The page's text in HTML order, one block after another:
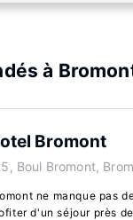
à
Bromont
Boul Bromont,
ne manque pas
d'un séjour près